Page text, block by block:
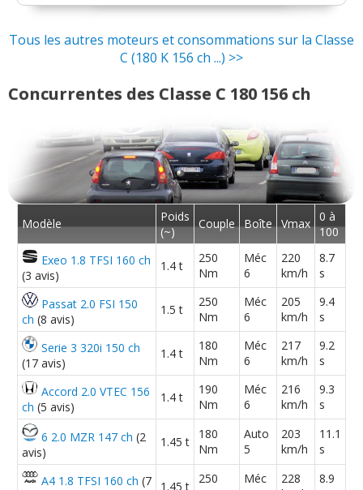
Tous les autres moteurs et consommations sur la Classe
C (180 K 156 ch ...) >>
Concurrentes des Classe C 180 156 ch
Modèle
Poids
(~)
Couple Boîte Vmax 0 à
100
Exeo 1.8 TFSI 160 ch
(3 avis)
1.4 t
250
Nm
Méc
6
220
km/h
8.7
s
Passat 2.0 FSI 150
ch (8 avis)
1.5 t
250
Nm
Méc
6
205
km/h
9.4
s
Serie 3 320i 150 ch
(17 avis)
1.4 t
180
Nm
Méc
6
217
km/h
9.2
s
Accord 2.0 VTEC 156
ch (5 avis)
1.4 t
190
Nm
Méc
6
216
km/h
9.3
s
6 2.0 MZR 147 ch (2
avis)
1.45 t
180
Nm
Auto
5
203
km/h
11.1
s
A4 1.8 TFSI 160 ch (7
1.45 t
250
Méc
228
8.9